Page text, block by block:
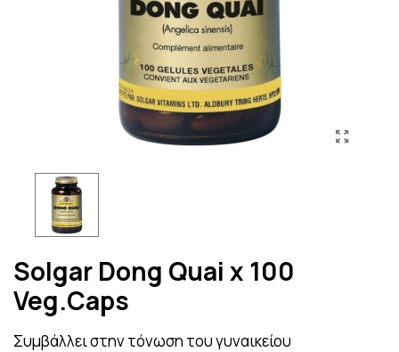
Solgar Dong Quai x 100
Veg.Caps
Συμβάλλει στην τόνωση του γυναικείου